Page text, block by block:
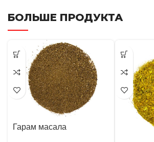
БОЛЬШЕ ПРОДУКТА
Гарам масала